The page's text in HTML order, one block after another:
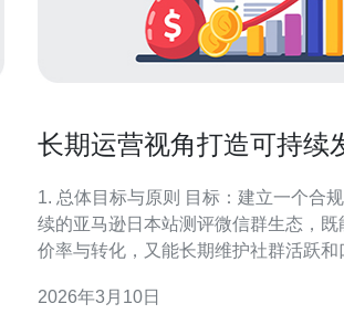
长期运营视角打造可持续
1. 总体目标与原则 目标：建立一个合
续的亚马逊日本站测评微信群生态，既
价率与转化，又能长期维护社群活跃和
购；2）合规优先：遵循亚马逊和日本
2026年3月10日